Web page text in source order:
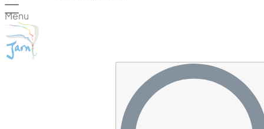
Menu